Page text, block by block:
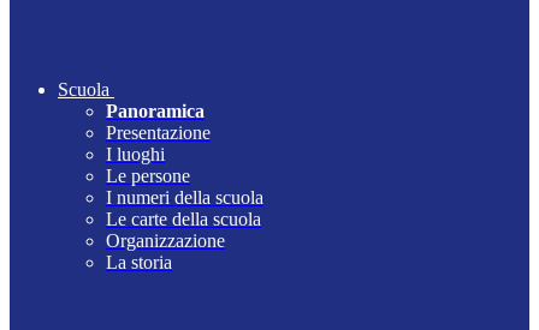
Scuola
Panoramica
Presentazione
I luoghi
Le persone
I numeri della scuola
Le carte della scuola
Organizzazione
La storia